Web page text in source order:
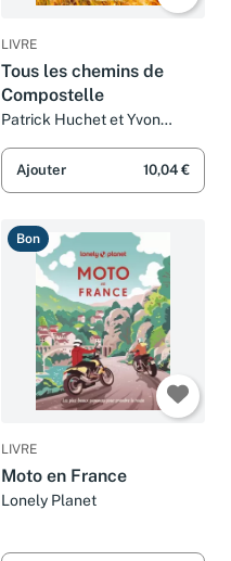
LIVRE
Tous les chemins de
Compostelle
Patrick Huchet et Yvon
Ajouter 10,04 €
Bon
LIVRE
Moto en France
Lonely Planet